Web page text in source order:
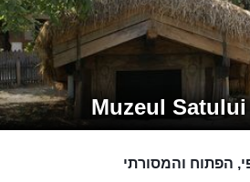
הפתוח והמסורתי